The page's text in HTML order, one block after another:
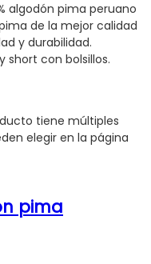
algodón pima peruano
de la mejor calidad
y durabilidad.
short con bolsillos.
tiene múltiples
elegir en la página
pima